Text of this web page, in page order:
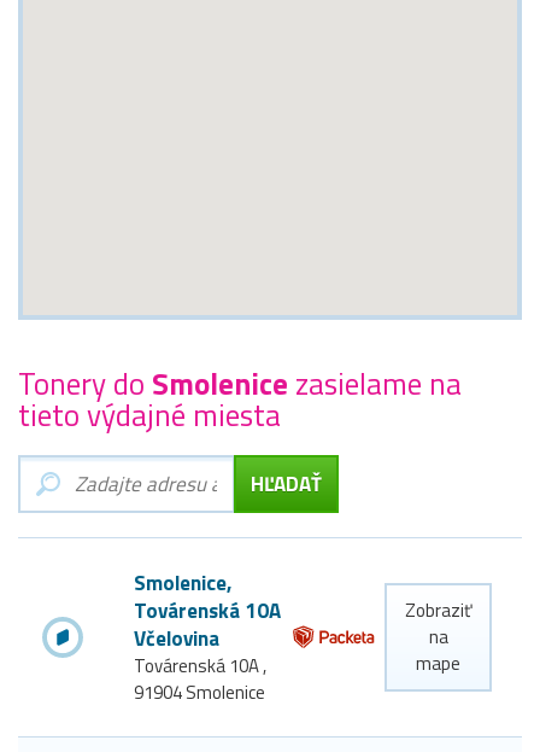
Tonery do Smolenice zasielame na
tieto výdajné miesta
Smolenice,
Továrenská 10A
Včelovina
Továrenská 10A ,
91904 Smolenice
Zobraziť
na
mape